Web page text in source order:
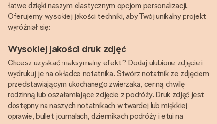
łatwe dzięki naszym elastycznym opcjom personalizacji.
Oferujemy wysokiej jakości techniki, aby Twój unikalny projekt
wyróżniał się:
Wysokiej jakości druk zdjęć
Chcesz uzyskać maksymalny efekt? Dodaj ulubione zdjęcie i
wydrukuj je na okładce notatnika. Stwórz notatnik ze zdjęciem
przedstawiającym ukochanego zwierzaka, cenną chwilę
rodzinną lub oszałamiające zdjęcie z podróży. Druk zdjęć jest
dostępny na naszych notatnikach w twardej lub miękkiej
oprawie, bullet journalach, dziennikach podróży i etui na